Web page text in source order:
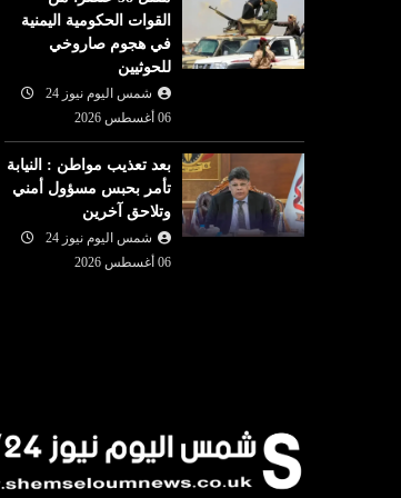
القوات الحكومية اليمنية
في هجوم صاروخي
للحوثيين
شمس اليوم نيوز 24
06 أغسطس 2026
بعد تعذيب مواطن : النيابة
تأمر بحبس مسؤول أمني
وتلاحق آخرين
شمس اليوم نيوز 24
06 أغسطس 2026
05 أغسطس
فوزه بانتخابات
شمس اليوم نيوز 24
05 أغسطس
2026
السوق السعودية تواصل الصعود
بدعم من الشركات الكبرى